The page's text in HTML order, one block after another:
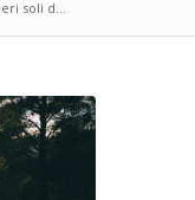
soli d...